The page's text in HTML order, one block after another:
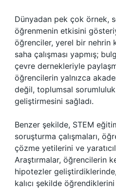
Dünyadan pek çok örnek,
öğrenmenin etkisini
öğrenciler, yerel bir nehrin
saha çalışması yapmış;
çevre dernekleriyle
öğrencilerin yalnızca
değil, toplumsal
geliştirmesini sağladı.
Benzer şekilde, STEM
soruşturma çalışmaları,
çözme yetilerini ve
Araştırmalar, öğrencilerin
hipotezler
kalıcı şekilde